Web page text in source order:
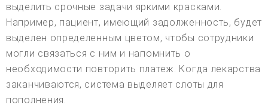
выделить срочные задачи яркими красками.
Например, пациент, имеющий задолженность, будет
выделен определенным цветом, чтобы сотрудники
могли связаться с ним и напомнить о
необходимости повторить платеж. Когда лекарства
заканчиваются, система выделяет слоты для
пополнения.